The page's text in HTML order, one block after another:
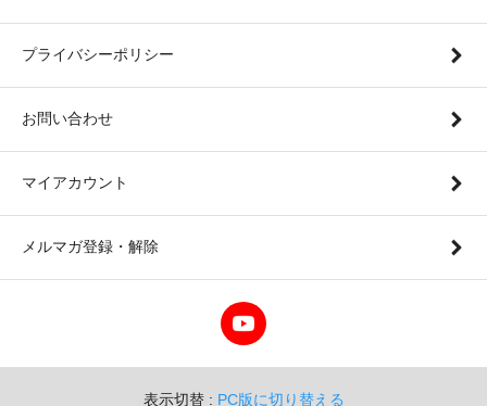
プライバシーポリシー
お問い合わせ
マイアカウント
メルマガ登録・解除
表示切替 : PC版に切り替える